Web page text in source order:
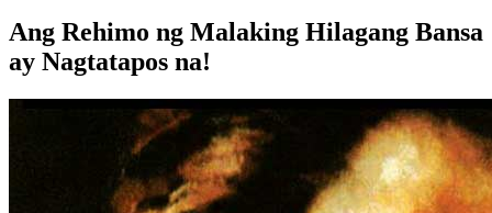
Ang Rehimo ng Malaking Hilagang Bansa
ay Nagtatapos na!